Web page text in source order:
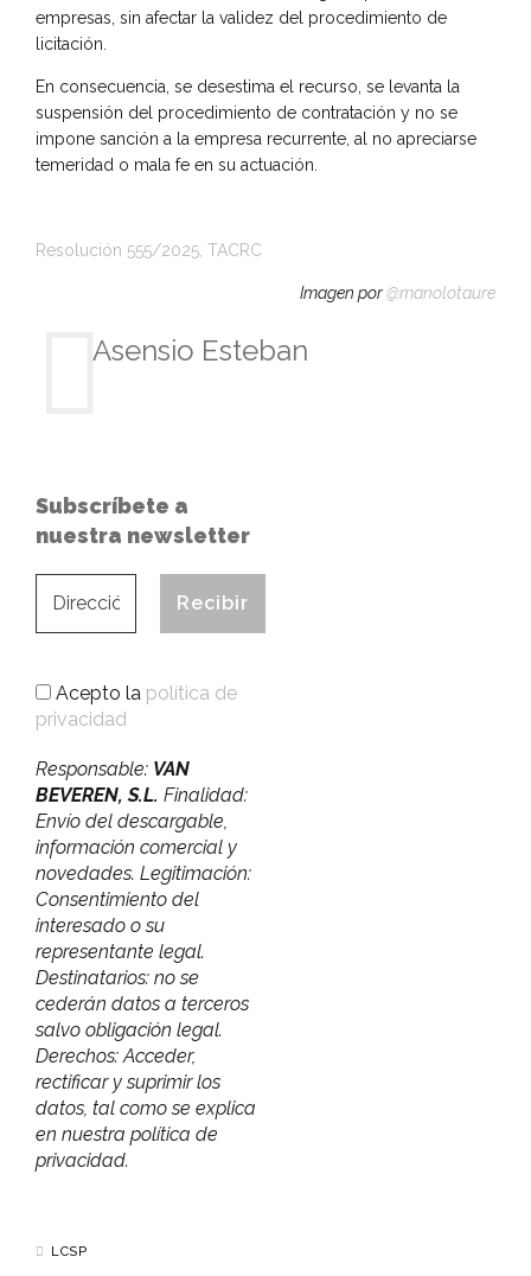
empresas, sin afectar la validez del procedimiento de
licitación.
En consecuencia, se desestima el recurso, se levanta la
suspensión del procedimiento de contratación y no se
impone sanción a la empresa recurrente, al no apreciarse
temeridad o mala fe en su actuación.
Resolución 555/2025, TACRC
Imagen por@manolotaure
Asensio Esteban
Subscríbete a
nuestra newsletter
Acepto la política de
privacidad
Responsable: VAN
BEVEREN, S.L. Finalidad:
Envío del descargable,
información comercial y
novedades. Legitimación:
Consentimiento del
interesado o su
representante legal.
Destinatarios: no se
cederán datos a terceros
salvo obligación legal.
Derechos: Acceder,
rectificar y suprimir los
datos, tal como se explica
en nuestra política de
privacidad.
LCSP